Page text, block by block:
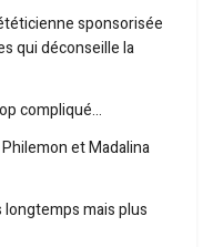
sponsorisée
qui déconseille la
compliqué…
et Madalina
mais plus